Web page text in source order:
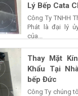
Lý Bếp Cata
Công Ty TNHH
Phát là đại lý
của...
Thay Mặt
Khẩu Tại
bếp Đức
Công Ty chúng